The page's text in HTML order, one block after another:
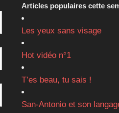
Articles populaires cette
Les yeux sans visage
Hot vidéo n°1
T’es beau, tu sais !
San-Antonio et son